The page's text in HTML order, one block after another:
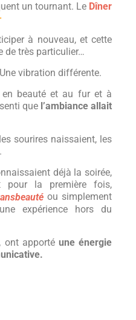
un tournant. Le Dîner
à nouveau, et cette
de très particulier…
vibration différente.
en beauté et au fur et à
que l’ambiance allait
sourires naissaient, les
déjà la soirée,
pour la première fois,
ou simplement
expérience hors du
ont apporté une énergie